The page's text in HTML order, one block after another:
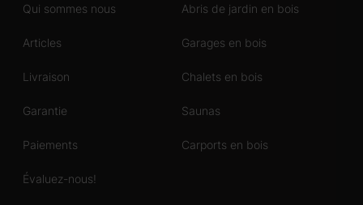
Qui sommes nous
Articles
Livraison
Garantie
Paiements
Évaluez-nous!
Abris de jardin en bois
Garages en bois
Chalets en bois
Saunas
Carports en bois